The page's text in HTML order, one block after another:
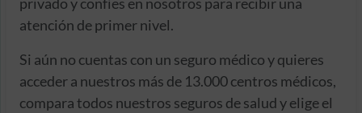
atención de primer nivel.
Si aún no cuentas con un seguro médico y quieres
acceder a nuestros más de 13.000 centros médicos,
compara todos nuestros seguros de salud y elige el